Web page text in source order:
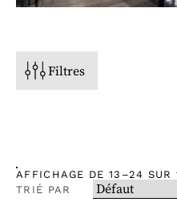
Filtres
AFFICHAGE DE 13–24 SUR
TRIÉ PAR